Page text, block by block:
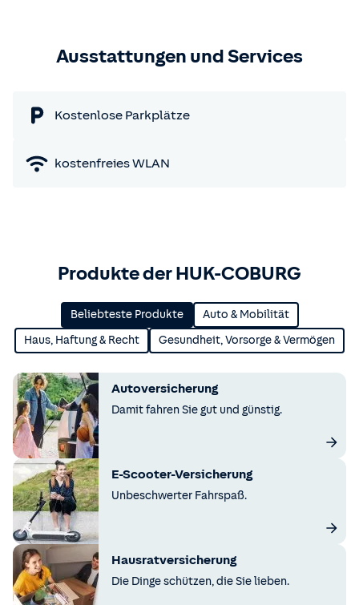
Ausstattungen und Services
Kostenlose Parkplätze
kostenfreies WLAN
Produkte der HUK-COBURG
Beliebteste Produkte Auto & Mobilität
Haus, Haftung & Recht Gesundheit, Vorsorge & Vermögen
Autoversicherung
Damit fahren Sie gut und günstig.
E-Scooter-Versicherung
Unbeschwerter Fahrspaß.
Hausratversicherung
Die Dinge schützen, die Sie lieben.